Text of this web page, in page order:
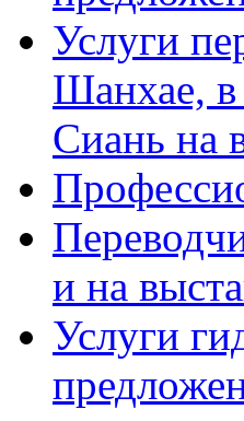
Услуги
Шанхае,
Сиань на
и на
Услуги